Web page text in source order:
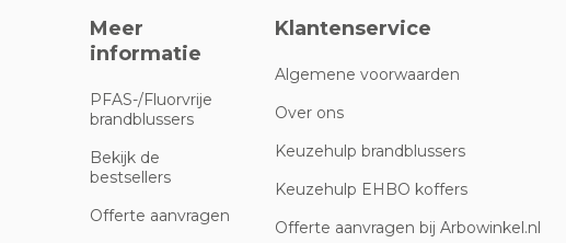
Meer
informatie
PFAS-/Fluorvrije
brandblussers
Bekijk de
bestsellers
Offerte aanvragen
Klantenservice
Algemene voorwaarden
Over ons
Keuzehulp brandblussers
Keuzehulp EHBO koffers
Offerte aanvragen bij Arbowinkel.nl